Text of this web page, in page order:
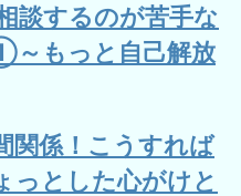
談するのが苦手な
もっと自己解放
関係！こうすれば
っとした心がけと